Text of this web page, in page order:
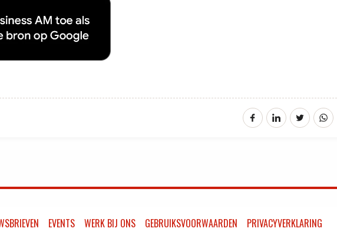
EVENTS WERK BIJ ONS GEBRUIKSVOORWAARDEN PRIVACYVERKLARING